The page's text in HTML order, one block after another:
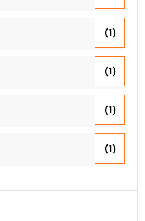
(1)
(1)
(1)
(1)